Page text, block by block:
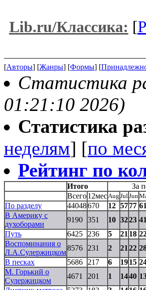
Lib.ru/Классика: [
[Авторы] [Жанры] [Формы] [
Статистика
01:21:10 2026)
Статистика
неделям] [по
Рейтинг по
Итого
За
Всего12мес Aug Jul Jun
По разделу 44048670 12 5777 61
В Америку с
духоборами
9190 351 10 3223 41
Путь
6425 236 5 21 18
Воспоминания о
Л.А.Сулержицком
8576 231 2 21 22
В песках
5686 217 6 1915
М. Горький о
Сулержицком
4671 201 1 1440